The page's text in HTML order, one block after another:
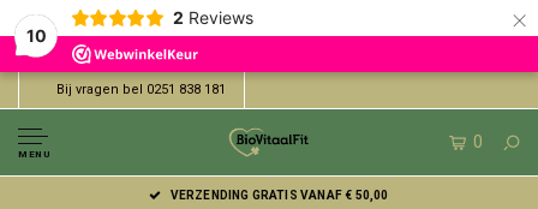
10
2 Reviews ×
Bij vragen bel 0251 838 181
MENU
0
VERZENDING GRATIS VANAF € 50,00